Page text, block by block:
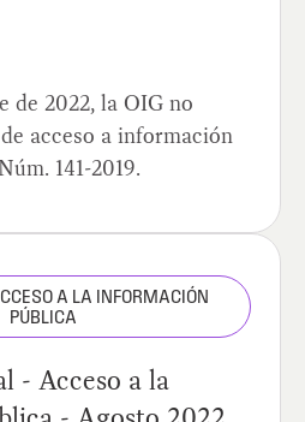
de 2022, la OIG no
acceso a información
141-2019.
A LA INFORMACIÓN
PÚBLICA
- Acceso a la